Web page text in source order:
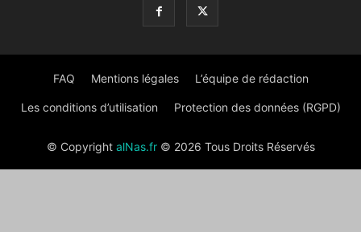
FAQ Mentions légales L’équipe de rédaction
Les conditions d’utilisation Protection des données (RGPD)
© Copyright alNas.fr© 2026 Tous Droits Réservés